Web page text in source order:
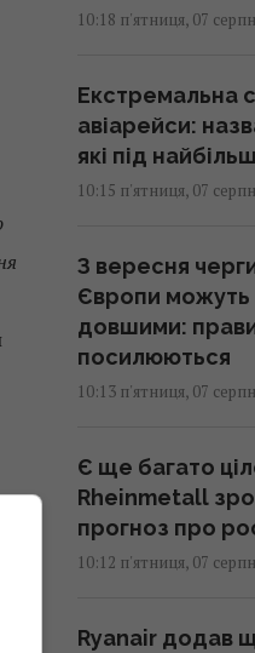
10:18 п'ятниця, 07
Екстремальна
авіарейси:
які під
10:15 п'ятниця, 07
З вересня
Європи
довшими:
посилюються
10:13 п'ятниця, 07
Є ще багато
Rheinmetall
прогноз про
10:12 п'ятниця, 07
Ryanair додав